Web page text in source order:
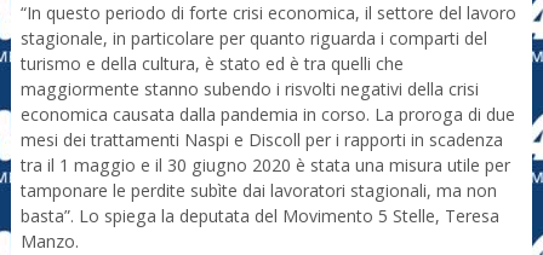
“In questo periodo di forte crisi economica, il settore del lavoro
stagionale, in particolare per quanto riguarda i comparti del
turismo e della cultura, è stato ed è tra quelli che
maggiormente stanno subendo i risvolti negativi della crisi
economica causata dalla pandemia in corso. La proroga di due
mesi dei trattamenti Naspi e Discoll per i rapporti in scadenza
tra il 1 maggio e il 30 giugno 2020 è stata una misura utile per
tamponare le perdite subìte dai lavoratori stagionali, ma non
basta”. Lo spiega la deputata del Movimento 5 Stelle, Teresa
Manzo.